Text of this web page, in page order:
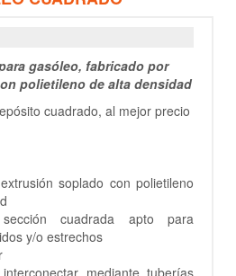
gasóleo, fabricado por
polietileno de alta densidad
cuadrado, al mejor precio
soplado con polietileno
cuadrada apto para
y/o estrechos